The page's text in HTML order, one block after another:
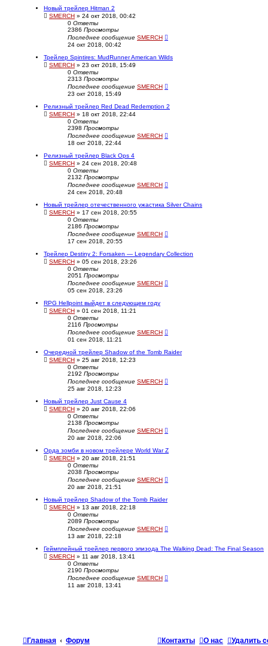
Новый трейлер Hitman 2
SMERCH » 24 окт 2018, 00:42
0 Ответы
2386 Просмотры
Последнее сообщение SMERCH
24 окт 2018, 00:42
Трейлер Spintires: MudRunner American Wilds
SMERCH » 23 окт 2018, 15:49
0 Ответы
2313 Просмотры
Последнее сообщение SMERCH
23 окт 2018, 15:49
Релизный трейлер Red Dead Redemption 2
SMERCH » 18 окт 2018, 22:44
0 Ответы
2398 Просмотры
Последнее сообщение SMERCH
18 окт 2018, 22:44
Релизный трейлер Black Ops 4
SMERCH » 24 сен 2018, 20:48
0 Ответы
2132 Просмотры
Последнее сообщение SMERCH
24 сен 2018, 20:48
Новый трейлер отечественного ужастика Silver Chains
SMERCH » 17 сен 2018, 20:55
0 Ответы
2186 Просмотры
Последнее сообщение SMERCH
17 сен 2018, 20:55
Трейлер Destiny 2: Forsaken — Legendary Collection
SMERCH » 05 сен 2018, 23:26
0 Ответы
2051 Просмотры
Последнее сообщение SMERCH
05 сен 2018, 23:26
RPG Hellpoint выйдет в следующем году
SMERCH » 01 сен 2018, 11:21
0 Ответы
2116 Просмотры
Последнее сообщение SMERCH
01 сен 2018, 11:21
Очередной трейлер Shadow of the Tomb Raider
SMERCH » 25 авг 2018, 12:23
0 Ответы
2192 Просмотры
Последнее сообщение SMERCH
25 авг 2018, 12:23
Новый трейлер Just Cause 4
SMERCH » 20 авг 2018, 22:06
0 Ответы
2138 Просмотры
Последнее сообщение SMERCH
20 авг 2018, 22:06
Орда зомби в новом трейлере World War Z
SMERCH » 20 авг 2018, 21:51
0 Ответы
2038 Просмотры
Последнее сообщение SMERCH
20 авг 2018, 21:51
Новый трейлер Shadow of the Tomb Raider
SMERCH » 13 авг 2018, 22:18
0 Ответы
2089 Просмотры
Последнее сообщение SMERCH
13 авг 2018, 22:18
Геймплейный трейлер первого эпизода The Walking Dead: The Final Season
SMERCH » 11 авг 2018, 13:41
0 Ответы
2190 Просмотры
Последнее сообщение SMERCH
11 авг 2018, 13:41
Главная Форум Удалить
О нас
Контакты